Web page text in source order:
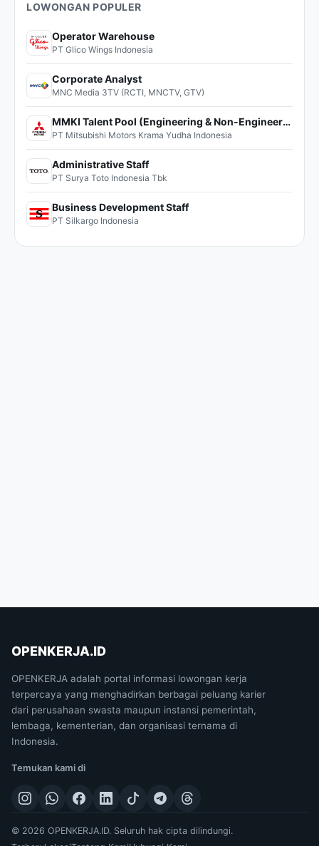
LOWONGAN POPULER
Operator Warehouse
PT Glico Wings Indonesia
Corporate Analyst
MNC Media 3TV (RCTI, MNCTV, GTV)
MMKI Talent Pool (Engineering & Non-Engineering)
PT Mitsubishi Motors Krama Yudha Indonesia
Administrative Staff
PT Surya Toto Indonesia Tbk
Business Development Staff
PT Silkargo Indonesia
OPENKERJA.ID
OPENKERJA adalah portal informasi lowongan kerja
terpercaya yang menghadirkan berbagai peluang karier
dari perusahaan swasta maupun instansi pemerintah,
lembaga, kementerian, dan organisasi ternama di
Indonesia.
Temukan kami di
© 2026 OPENKERJA.ID. Seluruh hak cipta dilindungi.